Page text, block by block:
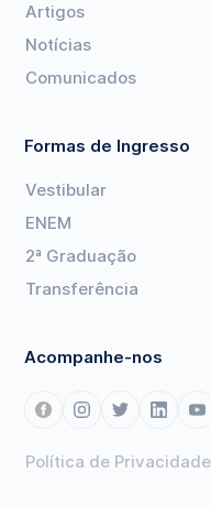
Artigos
Notícias
Comunicados
Formas de Ingresso
Vestibular
ENEM
2ª Graduação
Transferência
Acompanhe-nos
Política de Privacidade